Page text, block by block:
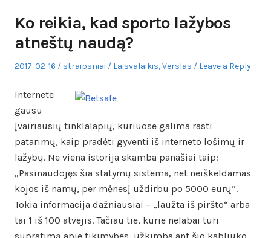
Ko reikia, kad sporto lažybos
atneštų naudą?
Posted
2017-02-16 Author
straipsniai
Posted
Laisvalaikis,Verslas Leave a Reply
Internete
gausu
įvairiausių tinklalapių, kuriuose galima rasti
patarimų, kaip pradėti gyventi iš interneto lošimų ir
lažybų. Ne viena istorija skamba panašiai taip:
„Pasinaudojęs šia statymų sistema, net neiškeldamas
kojos iš namų, per mėnesį uždirbu po 5000 eurų“.
Tokia informacija dažniausiai – „laužta iš piršto“ arba
tai 1 iš 100 atvejis. Tačiau tie, kurie nelabai turi